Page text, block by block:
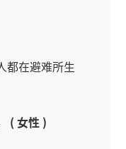
都在避难所生
( 女性 )